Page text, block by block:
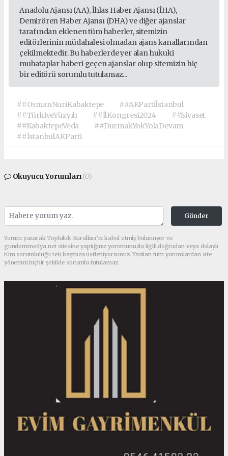
Anadolu Ajansı (AA), İhlas Haber Ajansı (İHA),
Demirören Haber Ajansı (DHA) ve diğer ajanslar
tarafından eklenen tüm haberler, sitemizin
editörlerinin müdahalesi olmadan ajans kanallarından
çekilmektedir. Bu haberlerde yer alan hukuki
muhataplar haberi geçen ajanslar olup sitemizin hiç
bir editörü sorumlu tutulamaz...
##OsmanNuriKabaktepe
##AKPartiİstanbul
##TürkiyeYüzyılı
##İlKongresi2024
##Siyaset
##KabaktepeVeda
##DurmakYokYolaDevam
##İstanbulAKParti
Okuyucu Yorumları(0)
Gönder
Yorum yazarak Topluluk Kuralları’nı kabul etmiş bulunuyor ve
gundemmedya.net sitesine yaptığınız yorumunuzla ilgili doğrudan veya dolaylı
tüm sorumluluğu tek başınıza üstleniyorsunuz. Yazılan tüm yorumlardan site
yönetimi hiçbir şekilde sorumlu tutulamaz.